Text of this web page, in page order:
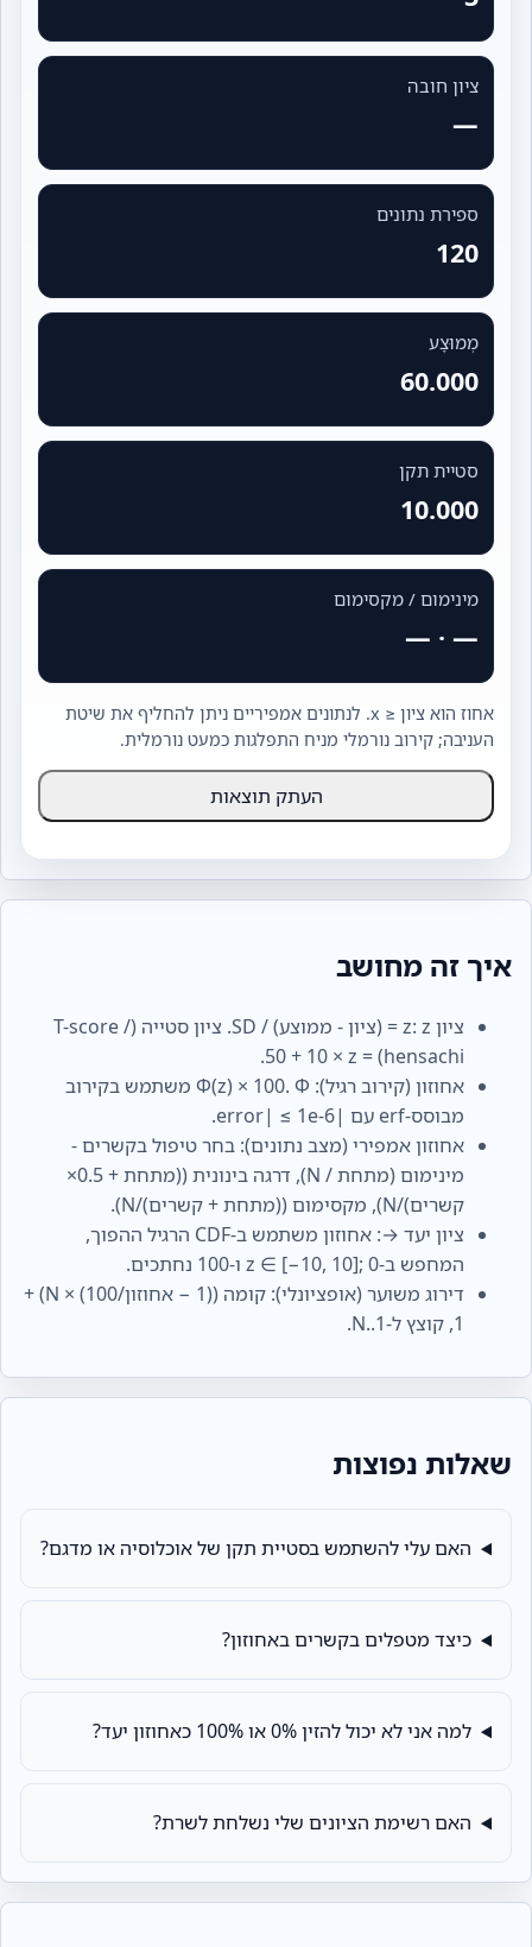
ציון חובה
—
ספירת נתונים
120
מְמוּצָע
60.000
סטיית תקן
10.000
מינימום / מקסימום
—
·
—
אחוז הוא ציון ≤ x. לנתונים אמפיריים ניתן להחליף את שיטת
העניבה; קירוב נורמלי מניח התפלגות כמעט נורמלית.
העתק תוצאות
איך זה מחושב
ציון z: z = (ציון - ממוצע) / SD. ציון סטייה (T-score /
hensachi) = 50 + 10 × z.
אחוזון (קירוב רגיל): Φ(z) × 100. Φ משתמש בקירוב
מבוסס-erf עם |error| ≤ 1e-6.
אחוזון אמפירי (מצב נתונים): בחר טיפול בקשרים -
מינימום (מתחת / N), דרגה בינונית ((מתחת + 0.5×
קשרים)/N), מקסימום ((מתחת + קשרים)/N).
ציון יעד →: אחוזון משתמש ב-CDF הרגיל ההפוך,
המחפש ב-z ∈ [−10, 10]; 0 ו-100 נחתכים.
דירוג משוער (אופציונלי): קומה ((1 − אחוזון/100) × N) +
1, קוצץ ל-1..N.
שאלות נפוצות
האם עלי להשתמש בסטיית תקן של אוכלוסיה או מדגם?
כיצד מטפלים בקשרים באחוזון?
למה אני לא יכול להזין 0% או 100% כאחוזון יעד?
האם רשימת הציונים שלי נשלחת לשרת?